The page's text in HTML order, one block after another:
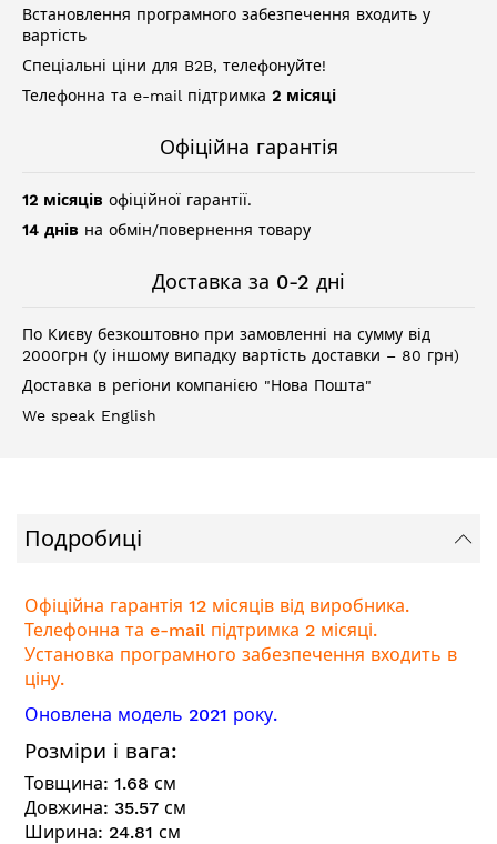
Встановлення програмного забезпечення входить у
вартість
Спеціальні ціни для B2B, телефонуйте!
Телефонна та e-mail підтримка 2 місяці
Офіційна гарантія
12 місяців офіційної гарантії.
14 днів на обмін/повернення товару
Доставка за 0-2 дні
По Києву безкоштовно при замовленні на сумму від
2000грн (у іншому випадку вартість доставки – 80 грн)
Доставка в регіони компанією "Нова Пошта"
We speak English
Подробиці
Офіційна гарантія 12 місяців від виробника.
Телефонна та e-mail підтримка 2 місяці.
Установка програмного забезпечення входить в
ціну.
Оновлена модель 2021 року.
Розміри і вага:
Товщина: 1.68 см
Довжина: 35.57 см
Ширина: 24.81 см